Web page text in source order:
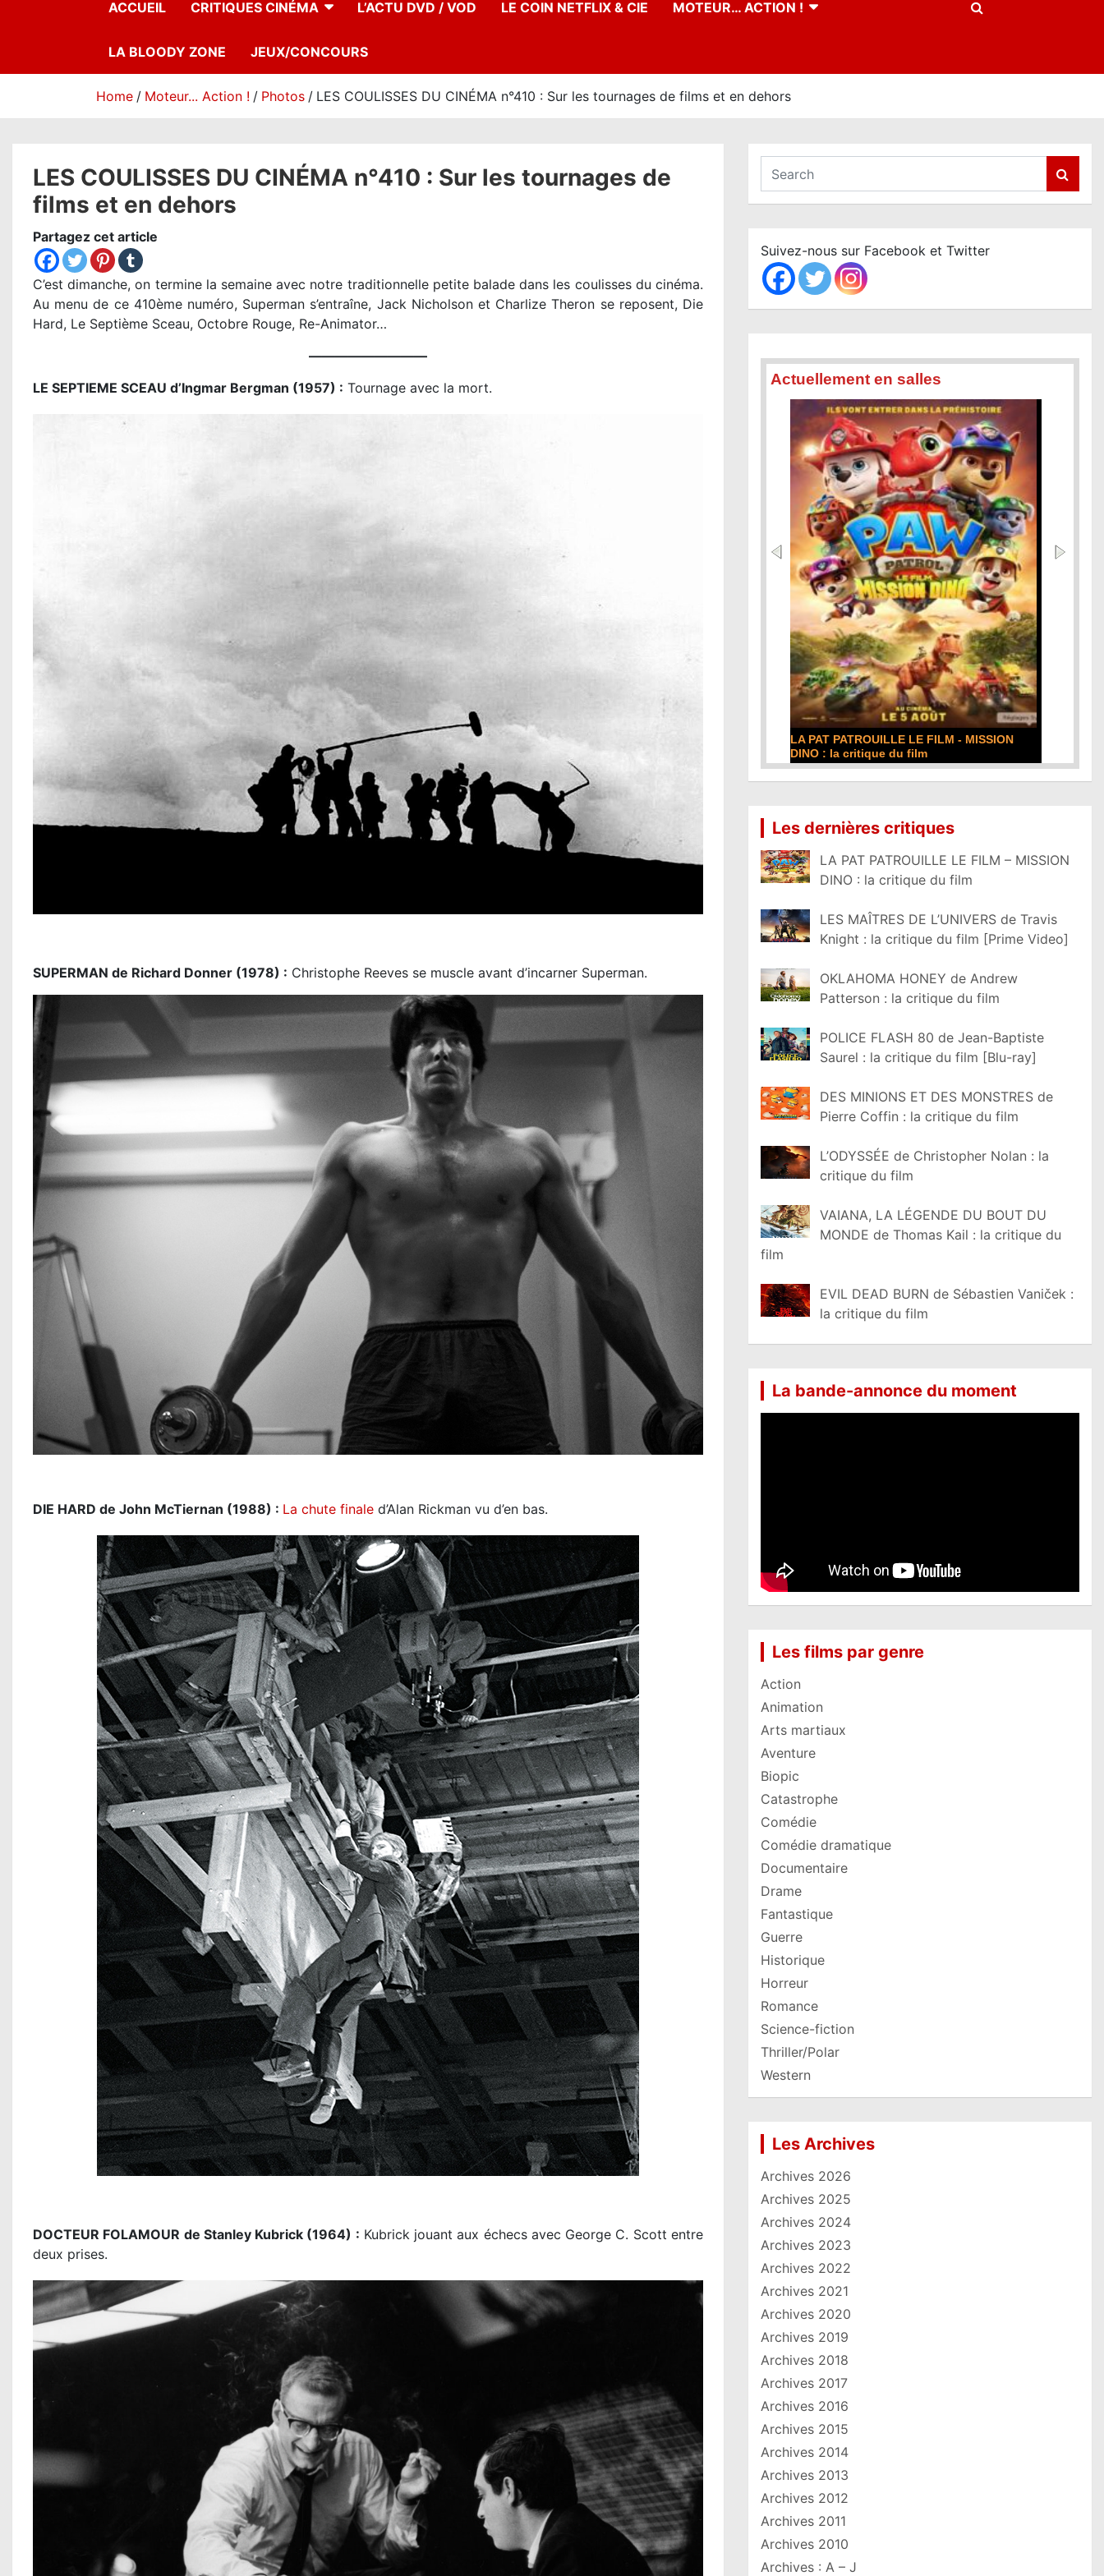
ACCUEIL CRITIQUES CINÉMA L’ACTU DVD / VOD LE COIN NETFLIX & CIE MOTEUR… ACTION !
LA BLOODY ZONE JEUX/CONCOURS
Home Moteur... Action ! Photos LES COULISSES DU CINÉMA n°410 : Sur les tournages de films et en dehors
LES COULISSES DU CINÉMA n°410 : Sur les tournages de
films et en dehors
Partagez cet article
C’est dimanche, on termine la semaine avec notre traditionnelle petite balade dans les coulisses du cinéma.
Au menu de ce 410ème numéro, Superman s’entraîne, Jack Nicholson et Charlize Theron se reposent, Die
Hard, Le Septième Sceau, Octobre Rouge, Re-Animator…
—————————
LE SEPTIEME SCEAU d’Ingmar Bergman (1957) : Tournage avec la mort.
SUPERMAN de Richard Donner (1978) : Christophe Reeves se muscle avant d’incarner Superman.
DIE HARD de John McTiernan (1988) : La chute finale d’Alan Rickman vu d’en bas.
DOCTEUR FOLAMOUR de Stanley Kubrick (1964) : Kubrick jouant aux échecs avec George C. Scott entre
deux prises.
a
c
h
Suivez-nous sur Facebook et Twitter
Actuellement en salles
LA PAT PATROUILLE LE FILM - MISSION
Lire la suite...
DE LA COMÉDIE-FRANÇAISE : la critique du
film
Les dernières critiques
LA PAT PATROUILLE LE FILM – MISSION
DINO : la critique du film
LES MAÎTRES DE L’UNIVERS de Travis
Knight : la critique du film [Prime Video]
OKLAHOMA HONEY de Andrew
Patterson : la critique du film
POLICE FLASH 80 de Jean-Baptiste
Saurel : la critique du film [Blu-ray]
DES MINIONS ET DES MONSTRES de
Pierre Coffin : la critique du film
L’ODYSSÉE de Christopher Nolan : la
critique du film
VAIANA, LA LÉGENDE DU BOUT DU
MONDE de Thomas Kail : la critique du
film
EVIL DEAD BURN de Sébastien Vaniček :
la critique du film
La bande-annonce du moment
Les films par genre
Action
Animation
Arts martiaux
Aventure
Biopic
Catastrophe
Comédie
Comédie dramatique
Documentaire
Drame
Fantastique
Guerre
Historique
Horreur
Romance
Science-fiction
Thriller/Polar
Western
Les Archives
Archives 2026
Archives 2025
Archives 2024
Archives 2023
Archives 2022
Archives 2021
Archives 2020
Archives 2019
Archives 2018
Archives 2017
Archives 2016
Archives 2015
Archives 2014
Archives 2013
Archives 2012
Archives 2011
Archives 2010
Archives : A – J